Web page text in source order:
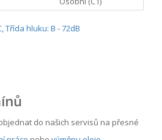
do našich servisů na přesné